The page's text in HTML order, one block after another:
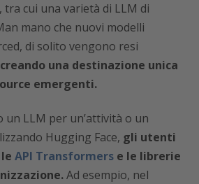
tra cui una varietà di LLM di
mano che nuovi modelli
di solito vengono resi
creando una destinazione unica
emergenti.
un LLM per un’attività o un
Hugging Face, gli utenti
API Transformers e le librerie
Ad esempio, nel